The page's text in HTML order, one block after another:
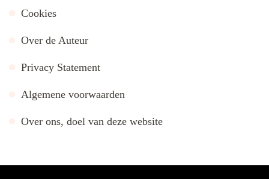
Cookies
Over de Auteur
Privacy Statement
Algemene voorwaarden
Over ons, doel van deze website